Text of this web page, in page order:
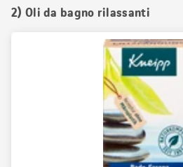
2) Oli da bagno rilassanti